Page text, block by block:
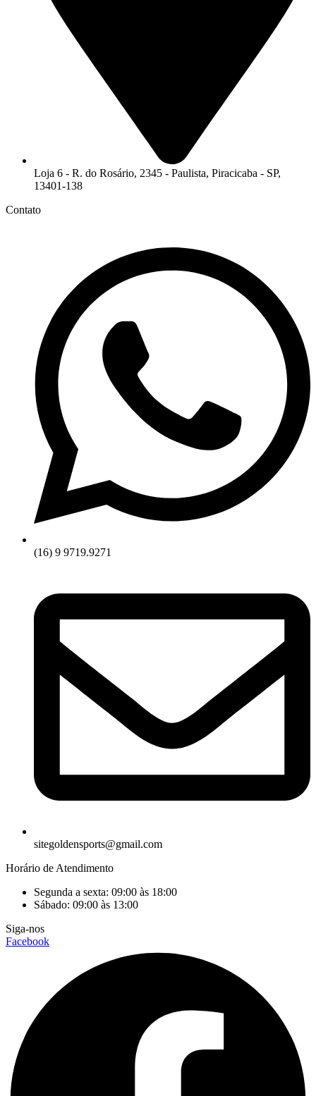
Loja 6 - R. do Rosário, 2345 - Paulista, Piracicaba - SP,
13401-138
Contato
(16) 9 9719.9271
sitegoldensports@gmail.com
Horário de Atendimento
Segunda a sexta: 09:00 às 18:00
Sábado: 09:00 às 13:00
Siga-nos
Facebook